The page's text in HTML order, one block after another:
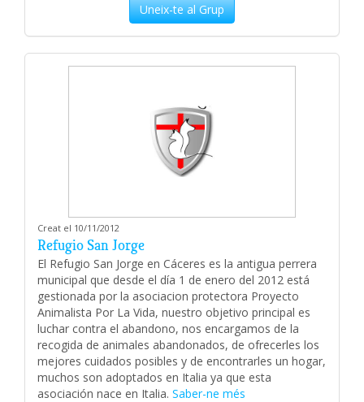
Uneix-te al Grup
Creat el 10/11/2012
Refugio San Jorge
El Refugio San Jorge en Cáceres es la antigua perrera
municipal que desde el día 1 de enero del 2012 está
gestionada por la asociacion protectora Proyecto
Animalista Por La Vida, nuestro objetivo principal es
luchar contra el abandono, nos encargamos de la
recogida de animales abandonados, de ofrecerles los
mejores cuidados posibles y de encontrarles un hogar,
muchos son adoptados en Italia ya que esta
asociación nace en Italia. Saber-ne més